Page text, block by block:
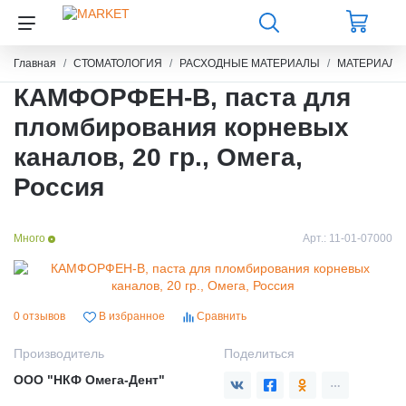
Главная СТОМАТОЛОГИЯ РАСХОДНЫЕ МАТЕРИАЛЫ
КАМФОРФЕН-В, паста для
пломбирования корневых
каналов, 20 гр., Омега,
Россия
Много Арт.: 11-01-07000
0 отзывов В избранное Сравнить
Производитель
ООО "НКФ Омега-Дент"
Поделиться